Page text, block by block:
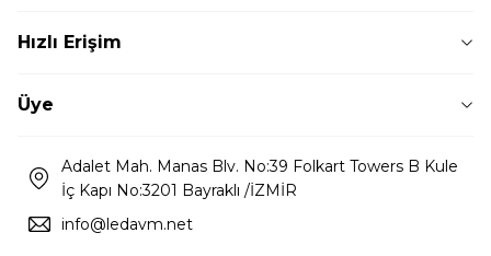
Hızlı Erişim
Üye
Adalet Mah. Manas Blv. No:39 Folkart Towers B Kule
İç Kapı No:3201 Bayraklı /İZMİR
info@ledavm.net